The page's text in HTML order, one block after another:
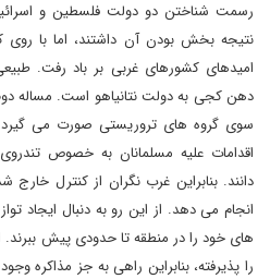
رسمت شناختن دو دولت فلسطین و
نتیجه بخش بودن آن داشتند، اما با روی
امیدهای کشورهای غربی بر باد رفت.
دهن کجی به دولت نتانیاهو است. مساله
سوی گروه های تروریستی صورت می
اقدامات علیه مسلمانان به خصوص
دانند. بنابراین غرب نگران از کنترل
انجام می دهد. از این رو به دنبال ایجاد
های خود را در منطقه تا حدودی پیش
را پذیرفته، بنابراین راهی به جز مذاکره